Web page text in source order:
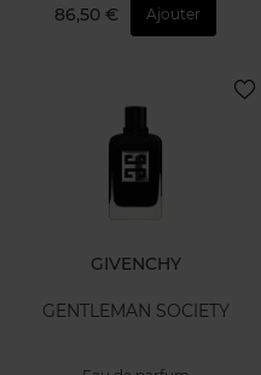
86,50 € Ajouter
GIVENCHY
GENTLEMAN SOCIETY